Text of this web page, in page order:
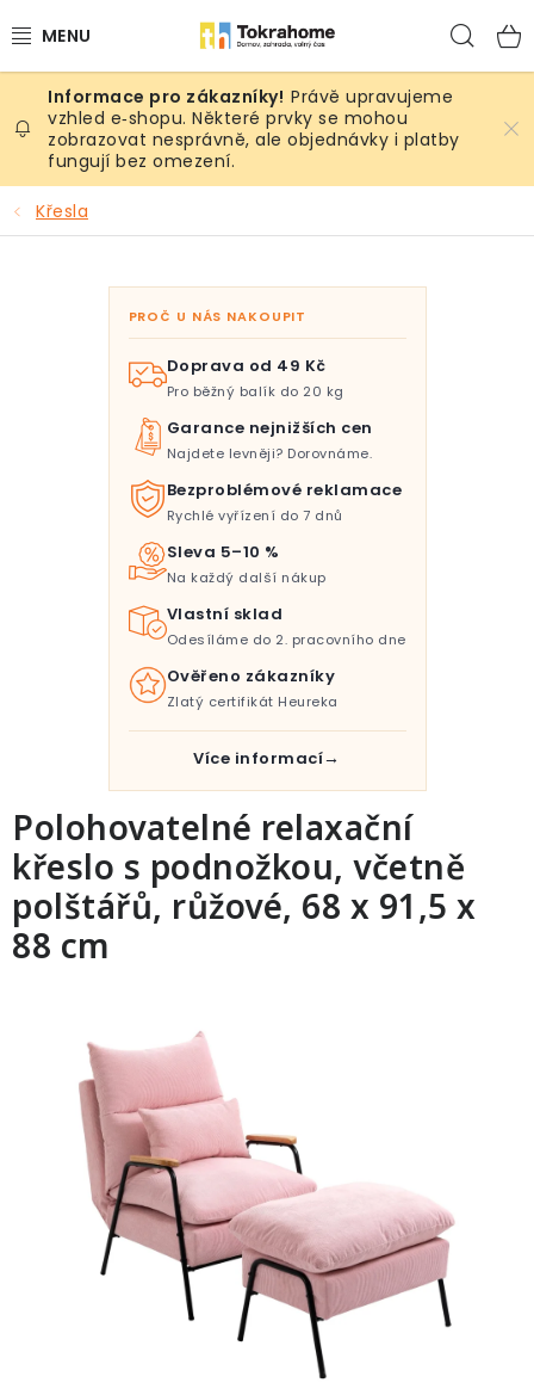
na
Výrobky
Místnosti
Venkovní prostory
Sezóna & Volný čas
Právě upravujeme
vzhled e‑shopu. Některé prvky se mohou
zobrazovat nesprávně, ale objednávky i platby
fungují bez omezení.
Křesla
Polohovatelné relaxační
křeslo s podnožkou, včetně
polštářů, růžové, 68 x 91,5 x
88 cm
PROČ U NÁS NAKOUPIT
Doprava od 49 Kč
Pro běžný balík do 20 kg
Garance nejnižších cen
Najdete levněji? Dorovnáme.
Bezproblémové reklamace
Rychlé vyřízení do 7 dnů
Sleva 5–10 %
Na každý další nákup
Vlastní sklad
Odesíláme do 2. pracovního dne
Ověřeno zákazníky
Zlatý certifikát Heureka
Více informací